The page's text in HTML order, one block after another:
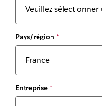
Pays/région *
Entreprise *